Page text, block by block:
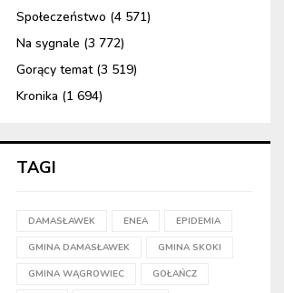
Społeczeństwo (4 571)
Na sygnale (3 772)
Gorący temat(3 519)
Kronika (1 694)
TAGI
DAMASŁAWEK ENEA EPIDEMIA
GMINA DAMASŁAWEK GMINA SKOKI
GMINA WĄGROWIEC GOŁAŃCZ